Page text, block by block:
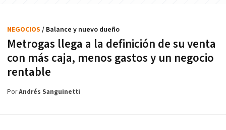
Metrogas llega a la definición de su venta
con más caja, menos gastos y un negocio
rentable
NEGOCIOS / Balance y nuevo dueño
PorAndrés Sanguinetti